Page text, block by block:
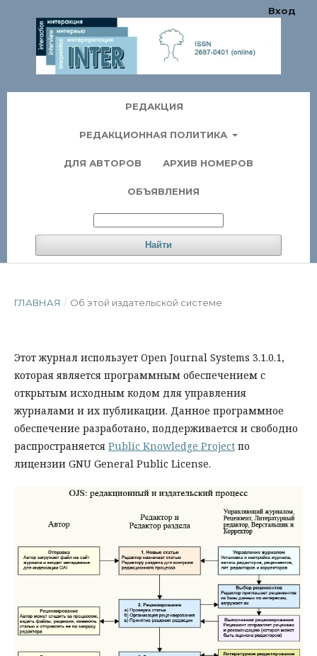
РЕДАКЦИЯ
РЕДАКЦИОННАЯ ПОЛИТИКА
ДЛЯ АВТОРОВ АРХИВ НОМЕРОВ
ОБЪЯВЛЕНИЯ
Найти
Вход
ГЛАВНАЯ / Об этой издательской системе
Этот журнал использует Open Journal Systems 3.1.0.1,
которая является программным обеспечением с
открытым исходным кодом для управления
журналами и их публикации. Данное программное
обеспечение разработано, поддерживается и свободно
распространяется Public Knowledge Project по
лицензии GNU General Public License.